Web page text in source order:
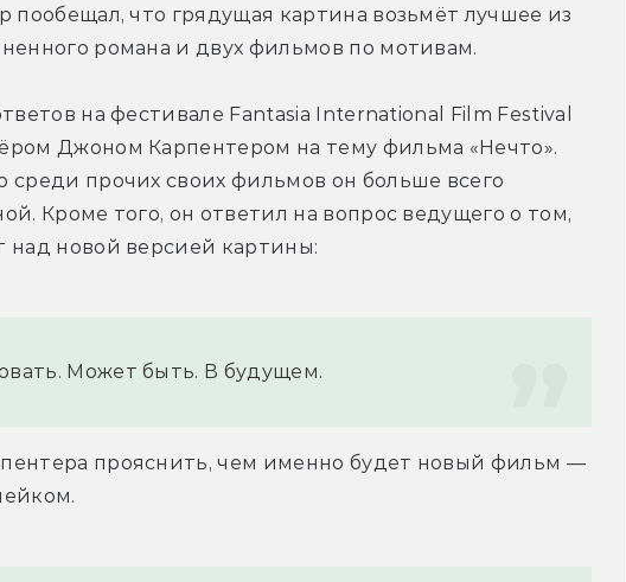
пообещал, что грядущая картина возьмёт лучшее из
романа и двух фильмов по мотивам.
на фестивале Fantasia International Film Festival
Джоном Карпентером на тему фильма «Нечто».
среди прочих своих фильмов он больше всего
Кроме того, он ответил на вопрос ведущего о том,
над новой версией картины:
Может быть. В будущем.
прояснить, чем именно будет новый фильм —